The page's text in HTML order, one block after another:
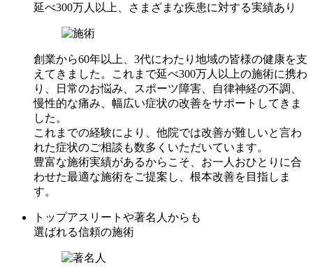
延べ300万人以上、さまざまな疾患に対する実績あり
創業から60年以上、3代にわたり地域の皆様の健康を支
えてきました。これまで延べ300万人以上の施術に携わ
り、日常のお悩み、スポーツ障害、自律神経の不調、
慢性的な痛み、幅広い症状の改善をサポートしてきま
した。
これまでの経験により、他院では改善が難しいと言わ
れた症状のご相談も数多くいただいています。
豊富な施術実績があるからこそ、お一人おひとりに合
わせた最適な施術をご提案し、根本改善を目指しま
す。
トップアスリートや著名人からも
選ばれる信頼の施術